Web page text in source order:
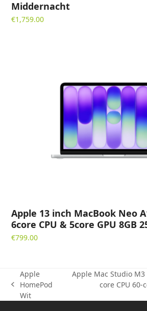
Middernacht
€1,759.00
Apple 13 inch MacBook Neo
6core CPU & 5core GPU 8GB
€799.00
previous
post:
Apple
HomePod
Wit
Apple Mac Studio
core CPU 60-